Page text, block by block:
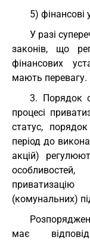
5) фінансові
У разі
законів, що
фінансових
мають перевагу.
3. Порядок
процесі
статус,
період до
акцій)
(комунальних)
має